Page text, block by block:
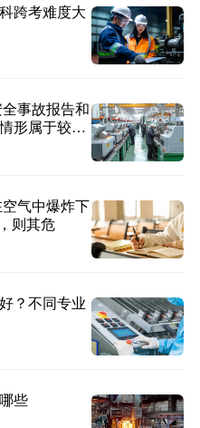
跨考难度大
事故报告和
形属于较大
气中爆炸下
则其危
？不同专业
些